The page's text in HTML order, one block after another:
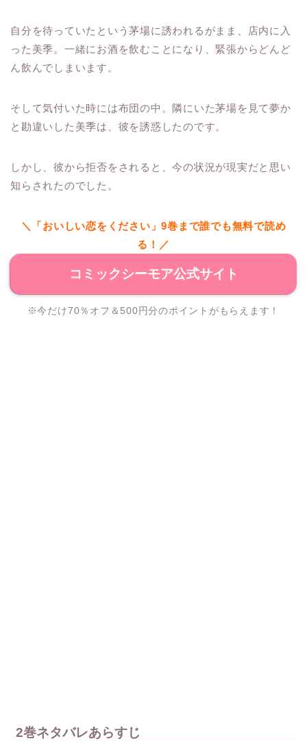
自分を待っていたという茅場に誘われるがまま、店内に入
った美季。一緒にお酒を飲むことになり、緊張からどんど
ん飲んでしまいます。
そして気付いた時には布団の中。隣にいた茅場を見て夢か
と勘違いした美季は、彼を誘惑したのです。
しかし、彼から拒否をされると、今の状況が現実だと思い
知らされたのでした。
＼「おいしい恋をください」9巻まで誰でも無料で読め
る！／
コミックシーモア公式サイト
※今だけ70％オフ＆500円分のポイントがもらえます！
2巻ネタバレあらすじ